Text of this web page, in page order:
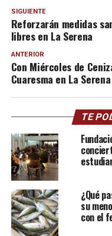
SIGUIENTE
Reforzarán medidas
libres en La Serena
ANTERIOR
Con Miércoles de
Cuaresma en La Serena
TE
¿Qué
su
con el